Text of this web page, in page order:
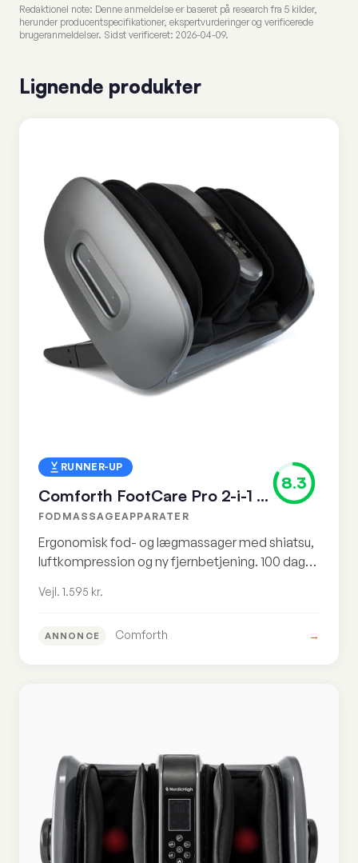
Redaktionel note: Denne anmeldelse er baseret på research fra 5 kilder,
herunder producentspecifikationer, ekspertvurderinger og verificerede
brugeranmeldelser. Sidst verificeret: 2026-04-09.
Lignende produkter
RUNNER-UP
Comforth FootCare Pro 2-i-1 Læg og Fodmassage Maskine
FODMASSAGEAPPARATER
8.3
Ergonomisk fod- og lægmassager med shiatsu,
luftkompression og ny fjernbetjening. 100 dages
Vejl. 1.595 kr.
ANNONCE Comforth →